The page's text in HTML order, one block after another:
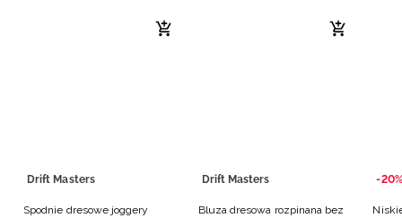
Drift Masters
Spodnie dresowe joggery
Drift Masters
Bluza dresowa rozpinana bez
-20%